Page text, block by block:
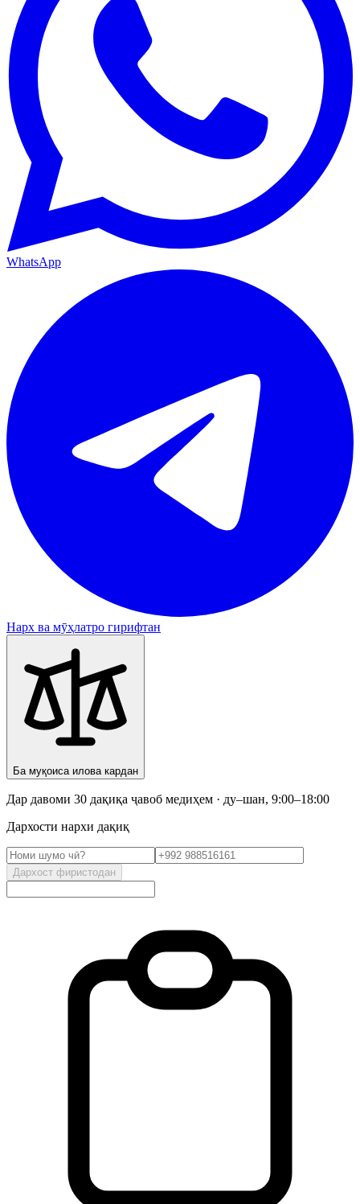
WhatsApp
Нарх ва мӯҳлатро гирифтан
Ба муқоиса илова кардан
Дар давоми 30 дақиқа ҷавоб медиҳем · ду–шан, 9:00–18:00
Дархости нархи дақиқ
Дархост фиристодан